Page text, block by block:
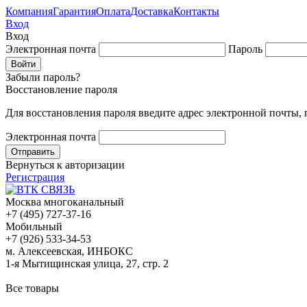
КомпанияГарантияОплатаДоставкаКонтакты
Вход
Вход
Электронная почта
Пароль
Забыли пароль?
Восстановление пароля
Для восстановления пароля введите адрес электронной
Электронная почта
Вернуться к авторизации
Регистрация
Москва многоканальный
+7 (495) 727-37-16
Мобильный
+7 (926) 533-34-53
м. Алексеевская, ИНБОКС
1-я Мытищинская улица, 27, стр. 2
Все товары